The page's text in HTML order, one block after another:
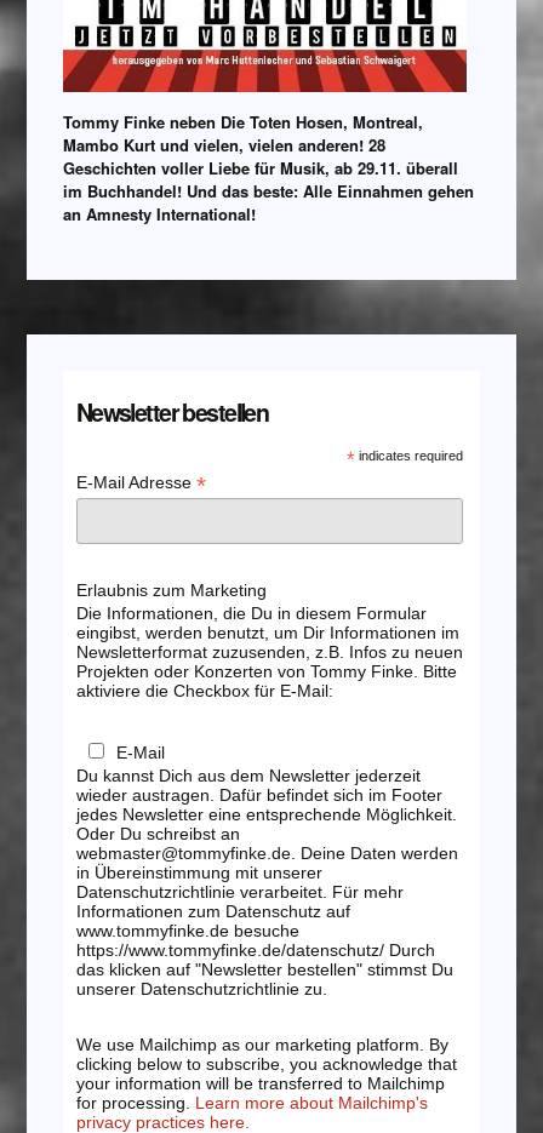
Tommy Finke neben Die Toten Hosen, Montreal,
Mambo Kurt und vielen, vielen anderen! 28
Geschichten voller Liebe für Musik, ab 29.11. überall
im Buchhandel! Und das beste: Alle Einnahmen gehen
an Amnesty International!
Newsletter bestellen
* indicates required
E-Mail Adresse *
Erlaubnis zum Marketing
Die Informationen, die Du in diesem Formular
eingibst, werden benutzt, um Dir Informationen im
Newsletterformat zuzusenden, z.B. Infos zu neuen
Projekten oder Konzerten von Tommy Finke. Bitte
aktiviere die Checkbox für E-Mail:
E-Mail
Du kannst Dich aus dem Newsletter jederzeit
wieder austragen. Dafür befindet sich im Footer
jedes Newsletter eine entsprechende Möglichkeit.
Oder Du schreibst an
webmaster@tommyfinke.de. Deine Daten werden
in Übereinstimmung mit unserer
Datenschutzrichtlinie verarbeitet. Für mehr
Informationen zum Datenschutz auf
www.tommyfinke.de besuche
https://www.tommyfinke.de/datenschutz/ Durch
das klicken auf "Newsletter bestellen" stimmst Du
unserer Datenschutzrichtlinie zu.
We use Mailchimp as our marketing platform. By
clicking below to subscribe, you acknowledge that
your information will be transferred to Mailchimp
for processing. Learn more about Mailchimp's
privacy practices here.